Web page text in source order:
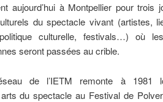
aujourd’hui à Montpellier pour trois
du spectacle vivant (artistes,
culturelle, festivals…) où
seront passées au crible.
de l’IETM remonte à 1981
du spectacle au Festival de